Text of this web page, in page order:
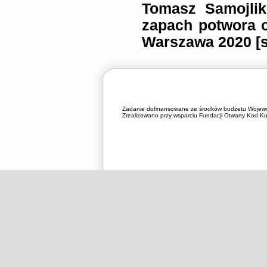
Tomasz
zapach potwora
Warszawa 2020
Zadanie dofinansowane ze środków budżetu
Zrealizowano przy wsparciu Fundacji Otwarty Kod